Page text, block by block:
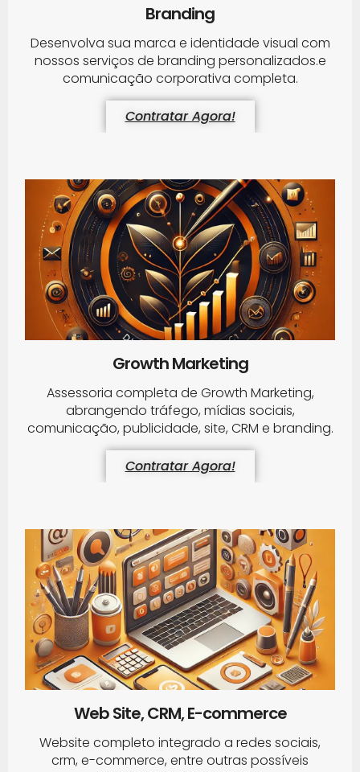
Branding
Desenvolva sua marca e identidade visual com
nossos serviços de branding personalizados.e
comunicação corporativa completa.
Contratar Agora!
Growth Marketing
Assessoria completa de Growth Marketing,
abrangendo tráfego, mídias sociais,
comunicação, publicidade, site, CRM e branding.
Contratar Agora!
Web Site, CRM, E-commerce
Website completo integrado a redes sociais,
crm, e-commerce, entre outras possíveis